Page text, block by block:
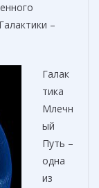
–
Галак
тика
Млечн
ый
Путь –
одна
из